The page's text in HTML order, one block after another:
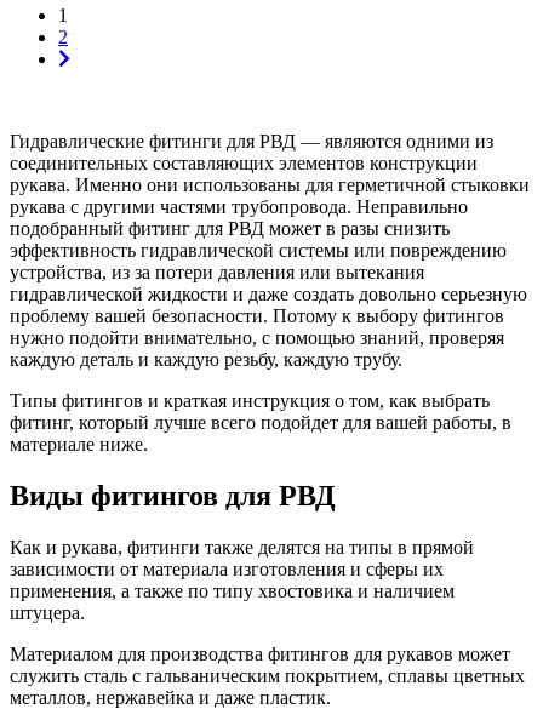
1
2
Гидравлические фитинги для РВД — являются одними из
соединительных составляющих элементов конструкции
рукава. Именно они использованы для герметичной стыковки
рукава с другими частями трубопровода. Неправильно
подобранный фитинг для РВД может в разы снизить
эффективность гидравлической системы или повреждению
устройства, из за потери давления или вытекания
гидравлической жидкости и даже создать довольно серьезную
проблему вашей безопасности. Потому к выбору фитингов
нужно подойти внимательно, с помощью знаний, проверяя
каждую деталь и каждую резьбу, каждую трубу.
Типы фитингов и краткая инструкция о том, как выбрать
фитинг, который лучше всего подойдет для вашей работы, в
материале ниже.
Виды фитингов для РВД
Как и рукава, фитинги также делятся на типы в прямой
зависимости от материала изготовления и сферы их
применения, а также по типу хвостовика и наличием
штуцера.
Материалом для производства фитингов для рукавов может
служить сталь с гальваническим покрытием, сплавы цветных
металлов, нержавейка и даже пластик.